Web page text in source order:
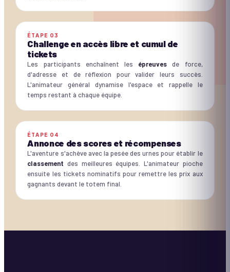
ÉTAPE 03
Challenge en accès libre et cumul de
tickets
Les participants enchaînent les épreuves de force,
d'adresse et de réflexion pour valider leurs succès.
L'animateur général dynamise l'espace et rappelle le
temps restant à chaque équipe.
ÉTAPE 04
Annonce des scores et récompenses
L'aventure s'achève avec la pesée des urnes pour établir le
classement des meilleures équipes. L'animateur pioche
ensuite les tickets nominatifs pour remettre les prix aux
gagnants devant le totem final.